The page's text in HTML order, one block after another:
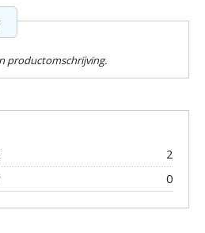
productomschrijving.
2
0